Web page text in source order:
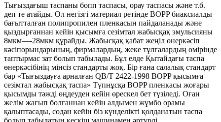
Тығыздағыш таспаны бопп таспасы, орау таспасы және т.б.
деп те атайды. Ол негізгі материал ретінде BOPP биаксиалды
бағытталған полипропилен пленкасын пайдаланады және
қыздырғаннан кейін қысымға сезімтал жабысқақ эмульсияны
8мкм—-28мкм құрайды. Жабысқақ қабат жеңіл өнеркәсіп
кәсіпорындарының, фирмалардың, жеке тұлғалардың өмірінде
таптырмас зат болып табылады. Бұл елде Қытайдағы таспа
өнеркәсібінің мінсіз стандарты жоқ. Бір ғана салалық стандарт
бар «Тығыздауға арналған QB/T 2422-1998 BOPP қысымға
сезімтал жабысқақ таспа» Түпнұсқа BOPP пленкасы жоғары
қысымды тәжді өңдеуден кейін өрескел бет түзіледі. Оған
желім жағып болғаннан кейін алдымен жұмбо орамы
қалыптасады, содан кейін біз күнделікті қолданатын таспа
болып табылатын кескіш машинамен әртүрлі